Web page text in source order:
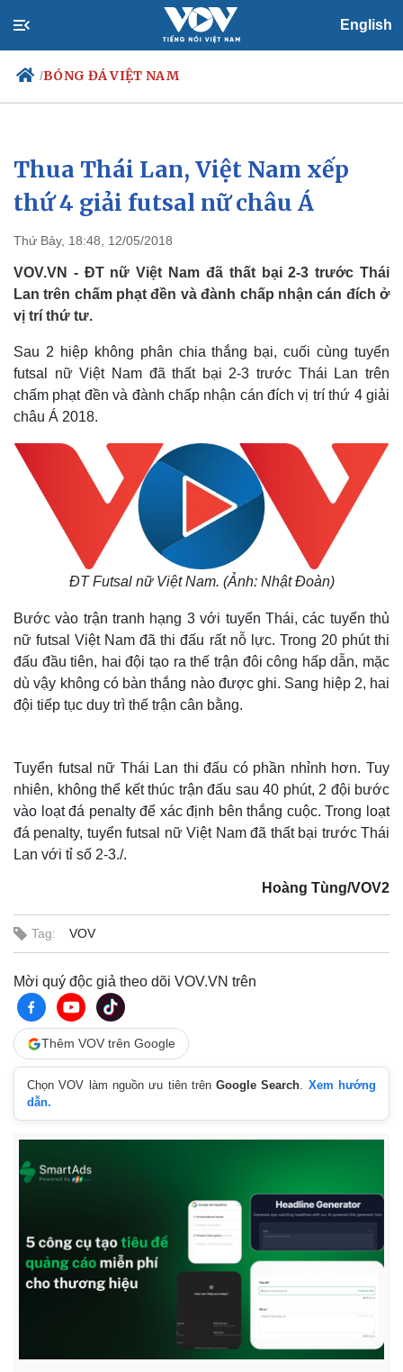
English
/BÓNG ĐÁ VIỆT NAM
Chính trị
Đảng
Tổ chức nhân sự
Nhận diện sự thật
Xã hội
Tin 24h
Dự báo thời tiết
Việc làm
Biển đảo
Thế giới
Quan sát
Cuộc sống đó đây
Hồ sơ
Video
Ảnh
Thua Thái Lan, Việt Nam xếp
thứ 4 giải futsal nữ châu Á
Thứ Bảy, 18:48, 12/05/2018
VOV.VN - ĐT nữ Việt Nam đã thất bại 2-3 trước Thái
Lan trên chấm phạt đền và đành chấp nhận cán đích ở
vị trí thứ tư.
Sau 2 hiệp không phân chia thắng bại, cuối cùng tuyển
futsal nữ Việt Nam đã thất bại 2-3 trước Thái Lan trên
chấm phạt đền và đành chấp nhận cán đích vị trí thứ 4 giải
châu Á 2018.
ĐT Futsal nữ Việt Nam. (Ảnh: Nhật Đoàn)
Bước vào trận tranh hạng 3 với tuyển Thái, các tuyển thủ
nữ futsal Việt Nam đã thi đấu rất nỗ lực. Trong 20 phút thi
đấu đầu tiên, hai đội tạo ra thế trận đôi công hấp dẫn, mặc
dù vậy không có bàn thắng nào được ghi. Sang hiệp 2, hai
đội tiếp tục duy trì thế trận cân bằng.
Tuyển futsal nữ Thái Lan thi đấu có phần nhỉnh hơn. Tuy
nhiên, không thể kết thúc trận đấu sau 40 phút, 2 đội bước
vào loạt đá penalty để xác định bên thắng cuộc. Trong loạt
đá penalty, tuyển futsal nữ Việt Nam đã thất bại trước Thái
Lan với tỉ số 2-3./.
Hoàng Tùng/VOV2
Tag: VOV
Mời quý độc giả theo dõi VOV.VN trên
Thêm VOV trên Google
Chọn VOV làm nguồn ưu tiên trênGoogle Search. Xem hướng
dẫn.